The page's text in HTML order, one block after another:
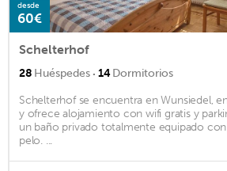
desde
60€
Schelterhof
28 Huéspedes · 14Dormitorios
Schelterhof se encuentra en Wunsiedel,
y ofrece alojamiento con wifi gratis y
un baño privado totalmente equipado
pelo. ...